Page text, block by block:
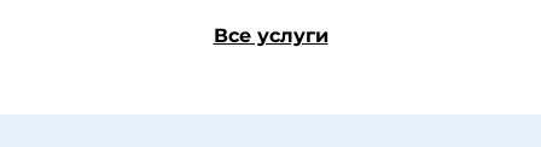
Все услуги